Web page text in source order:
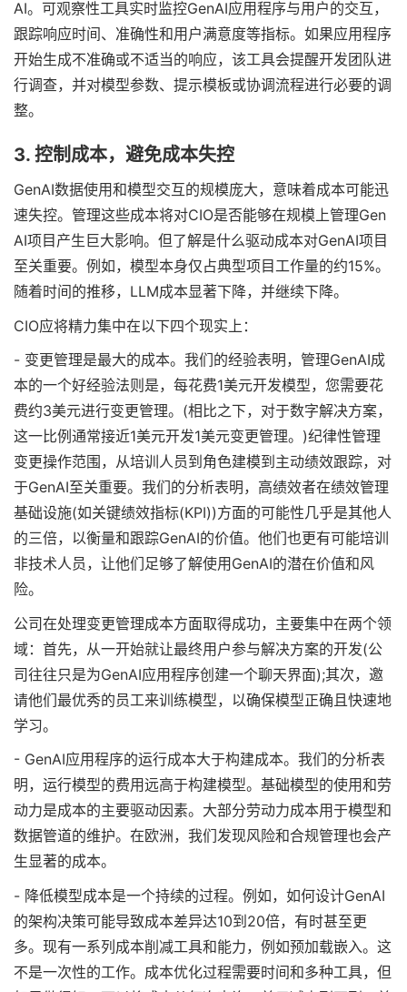
AI。可观察性工具实时监控GenAI应用程序与用户的交互，
跟踪响应时间、准确性和用户满意度等指标。如果应用程序
开始生成不准确或不适当的响应，该工具会提醒开发团队进
行调查，并对模型参数、提示模板或协调流程进行必要的调
整。
3. 控制成本，避免成本失控
GenAI数据使用和模型交互的规模庞大，意味着成本可能迅
速失控。管理这些成本将对CIO是否能够在规模上管理Gen
AI项目产生巨大影响。但了解是什么驱动成本对GenAI项目
至关重要。例如，模型本身仅占典型项目工作量的约15%。
随着时间的推移，LLM成本显著下降，并继续下降。
CIO应将精力集中在以下四个现实上：
- 变更管理是最大的成本。我们的经验表明，管理GenAI成
本的一个好经验法则是，每花费1美元开发模型，您需要花
费约3美元进行变更管理。(相比之下，对于数字解决方案，
这一比例通常接近1美元开发1美元变更管理。)纪律性管理
变更操作范围，从培训人员到角色建模到主动绩效跟踪，对
于GenAI至关重要。我们的分析表明，高绩效者在绩效管理
基础设施(如关键绩效指标(KPI))方面的可能性几乎是其他人
的三倍，以衡量和跟踪GenAI的价值。他们也更有可能培训
非技术人员，让他们足够了解使用GenAI的潜在价值和风
险。
公司在处理变更管理成本方面取得成功，主要集中在两个领
域：首先，从一开始就让最终用户参与解决方案的开发(公
司往往只是为GenAI应用程序创建一个聊天界面);其次，邀
请他们最优秀的员工来训练模型，以确保模型正确且快速地
学习。
- GenAI应用程序的运行成本大于构建成本。我们的分析表
明，运行模型的费用远高于构建模型。基础模型的使用和劳
动力是成本的主要驱动因素。大部分劳动力成本用于模型和
数据管道的维护。在欧洲，我们发现风险和合规管理也会产
生显著的成本。
- 降低模型成本是一个持续的过程。例如，如何设计GenAI
的架构决策可能导致成本差异达10到20倍，有时甚至更
多。现有一系列成本削减工具和能力，例如预加载嵌入。这
不是一次性的工作。成本优化过程需要时间和多种工具，但